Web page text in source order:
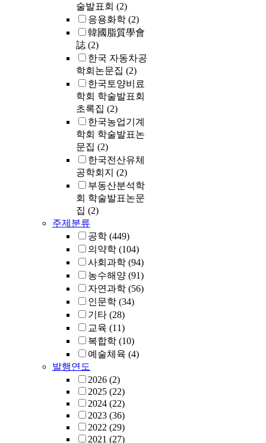
술발표회 (2)
응용화학 (2)
韓國脂質學會
誌 (2)
한국 자동차공
학회논문집 (2)
한국토양비료
학회 학술발표회
초록집 (2)
한국농업기계
학회 학술발표논
문집 (2)
한국전산유체
공학회지 (2)
부동산분석학
회 학술발표논문
집 (2)
주제분류
공학 (449)
의약학 (104)
사회과학 (94)
농수해양 (91)
자연과학 (56)
인문학 (34)
기타 (28)
교육 (11)
복합학 (10)
예술체육 (4)
발행연도
2026 (2)
2025 (22)
2024 (22)
2023 (36)
2022 (29)
2021 (27)